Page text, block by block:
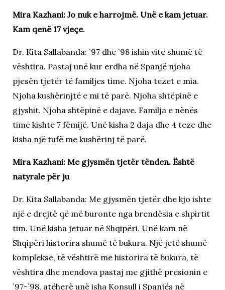
Mira Kazhani: Jo nuk e harrojmë. Unë e kam jetuar.
Kam qenë 17 vjeçe.
Dr. Kita Sallabanda: `97 dhe `98 ishin vite shumë të
vështira. Pastaj unë kur erdha në Spanjë njoha
pjesën tjetër të familjes time. Njoha tezet e mia.
Njoha kushërinjtë e mi të parë. Njoha shtëpinë e
gjyshit. Njoha shtëpinë e dajave. Familja e nënës
time kishte 7 fëmijë. Unë kisha 2 daja dhe 4 teze dhe
kisha një tufë me kushërinj të parë.
Mira Kazhani: Me gjysmën tjetër tënden. Është
natyrale për ju
Dr. Kita Sallabanda: Me gjysmën tjetër dhe kjo ishte
një e drejtë që më buronte nga brendësia e shpirtit
tim. Unë kisha jetuar në Shqipëri. Unë kam në
Shqipëri historira shumë të bukura. Një jetë shumë
komplekse, të vështirë me historira të bukura, të
vështira dhe mendova pastaj me gjithë presionin e
`97-`98, atëherë unë isha Konsull i Spanjës në